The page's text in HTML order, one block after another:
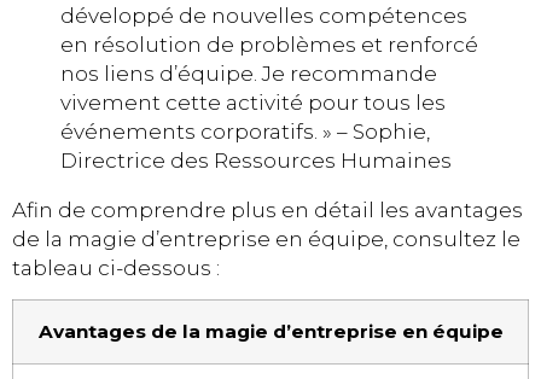
développé de nouvelles compétences
en résolution de problèmes et renforcé
nos liens d’équipe. Je recommande
vivement cette activité pour tous les
événements corporatifs. » – Sophie,
Directrice des Ressources Humaines
Afin de comprendre plus en détail les avantages
de la magie d’entreprise en équipe, consultez le
tableau ci-dessous :
Avantages de la magie d’entreprise en équipe